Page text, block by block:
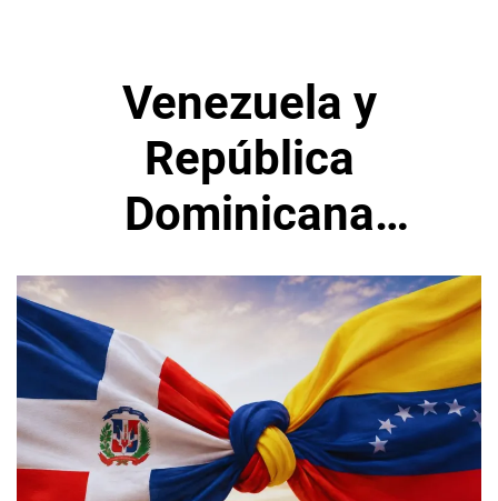
Venezuela y
República
Dominicana
normalizan
relaciones
diplomáticas